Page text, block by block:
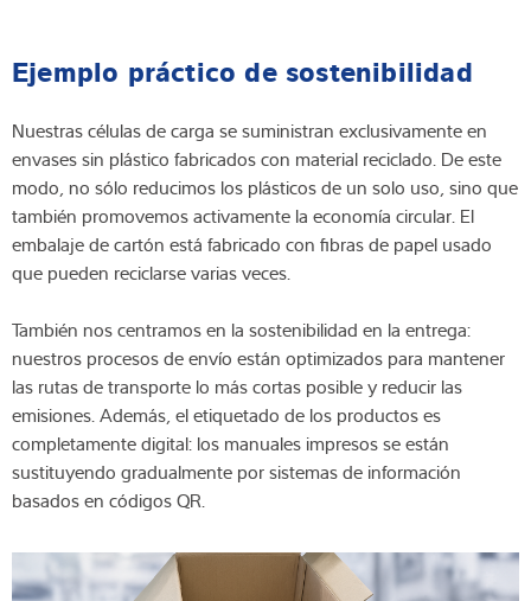
Ejemplo práctico de sostenibilidad
Nuestras células de carga se suministran exclusivamente en
envases sin plástico fabricados con material reciclado. De este
modo, no sólo reducimos los plásticos de un solo uso, sino que
también promovemos activamente la economía circular. El
embalaje de cartón está fabricado con fibras de papel usado
que pueden reciclarse varias veces.
También nos centramos en la sostenibilidad en la entrega:
nuestros procesos de envío están optimizados para mantener
las rutas de transporte lo más cortas posible y reducir las
emisiones. Además, el etiquetado de los productos es
completamente digital: los manuales impresos se están
sustituyendo gradualmente por sistemas de información
basados en códigos QR.